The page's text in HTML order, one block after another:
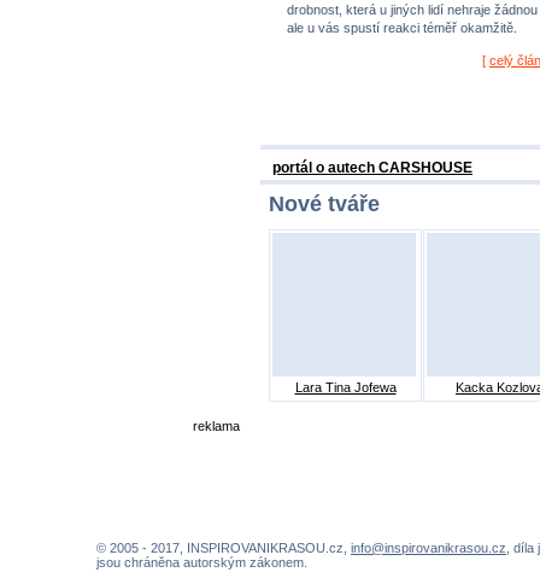
drobnost, která u jiných lidí nehraje žádnou
ale u vás spustí reakci téměř okamžitě.
[ celý
portál o autech CARSHOUSE
Nové tváře
Lara Tina Jofewa Kacka
reklama
© 2005 - 2017, INSPIROVANIKRASOU.cz, info@inspirovanikrasou.cz ,
jsou chráněna autorským zákonem.